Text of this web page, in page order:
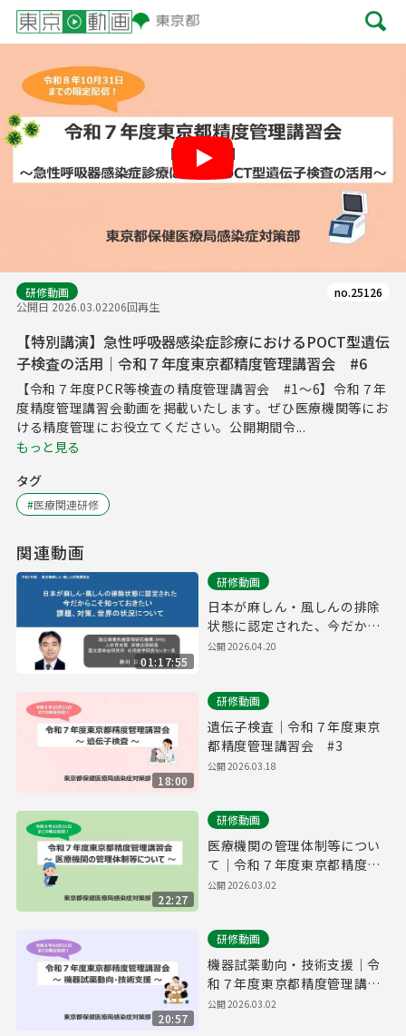
Play
研修動画
公開日 2026.03.02206回再生
no.25126
【特別講演】急性呼吸器感染症診療におけるPOCT型遺伝
子検査の活用｜令和７年度東京都精度管理講習会 #6
【令和７年度PCR等検査の精度管理講習会 #1～6】令和７年
度精度管理講習会動画を掲載いたします。ぜひ医療機関等にお
ける精度管理にお役立てください。公開期間令...
もっと見る
タグ
#医療関連研修
関連動画
01:17:55
研修動画
日本が麻しん・風しんの排除
状態に認定された、今だから
こそ知っておきたい課題、対
公開2026.04.20
18:00
研修動画
遺伝子検査｜令和７年度東京
都精度管理講習会 #3
公開2026.03.18
22:27
研修動画
医療機関の管理体制等につい
て｜令和７年度東京都精度管
理講習会 #5
公開2026.03.02
20:57
研修動画
機器試薬動向・技術支援｜令
和７年度東京都精度管理講習
会 #4
公開2026.03.02